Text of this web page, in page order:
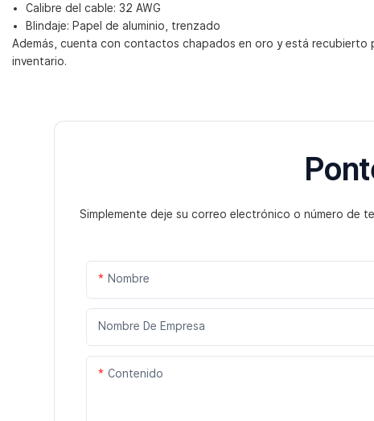
Calibre del cable: 32 AWG
Blindaje: Papel de aluminio, trenzado
Además, cuenta con contactos chapados en oro y está recubierto
inventario.
Simplemente deje su correo electrónico o número de
Nombre
Nombre De Empresa
Contenido